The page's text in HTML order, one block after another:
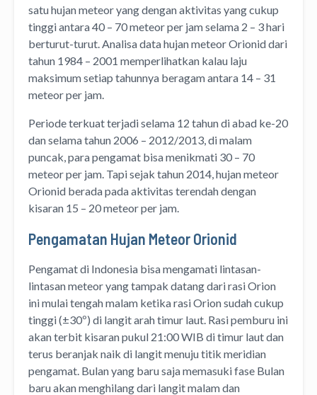
satu hujan meteor yang dengan aktivitas yang cukup
tinggi antara 40 – 70 meteor per jam selama 2 – 3 hari
berturut-turut. Analisa data hujan meteor Orionid dari
tahun 1984 – 2001 memperlihatkan kalau laju
maksimum setiap tahunnya beragam antara 14 – 31
meteor per jam.
Periode terkuat terjadi selama 12 tahun di abad ke-20
dan selama tahun 2006 – 2012/2013, di malam
puncak, para pengamat bisa menikmati 30 – 70
meteor per jam. Tapi sejak tahun 2014, hujan meteor
Orionid berada pada aktivitas terendah dengan
kisaran 15 – 20 meteor per jam.
Pengamatan Hujan Meteor Orionid
Pengamat di Indonesia bisa mengamati lintasan-
lintasan meteor yang tampak datang dari rasi Orion
ini mulai tengah malam ketika rasi Orion sudah cukup
tinggi (±30º) di langit arah timur laut. Rasi pemburu ini
akan terbit kisaran pukul 21:00 WIB di timur laut dan
terus beranjak naik di langit menuju titik meridian
pengamat. Bulan yang baru saja memasuki fase Bulan
baru akan menghilang dari langit malam dan